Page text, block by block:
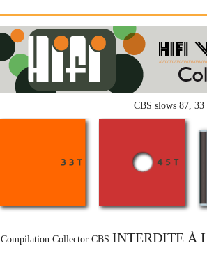
CBS slows 87,
Compilation Collector CBS INTERDITE À